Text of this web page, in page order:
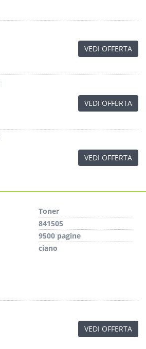
VEDI OFFERTA
VEDI OFFERTA
VEDI OFFERTA
Toner
841505
9500 pagine
ciano
VEDI OFFERTA